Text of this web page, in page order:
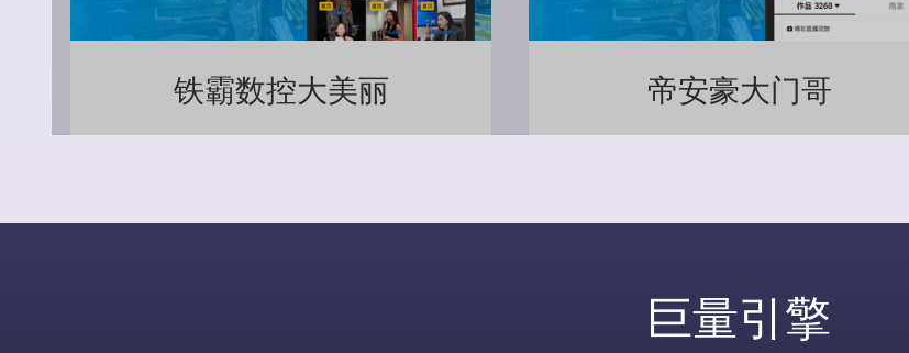
铁霸数控大美丽 帝安豪大门哥
巨量引擎